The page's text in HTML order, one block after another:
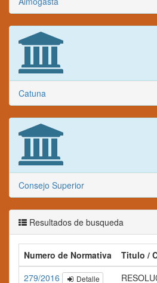
Catuna
Consejo Superior
Resultados de busqueda
Numero de Normativa Titulo /
279/2016
Detalle